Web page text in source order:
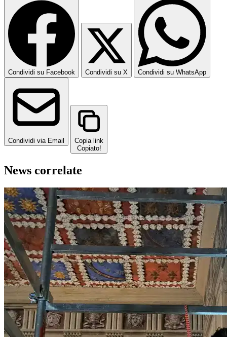
Condividi su Facebook Condividi su X Condividi su WhatsApp
Condividi via Email
Copia link
Copiato!
News correlate